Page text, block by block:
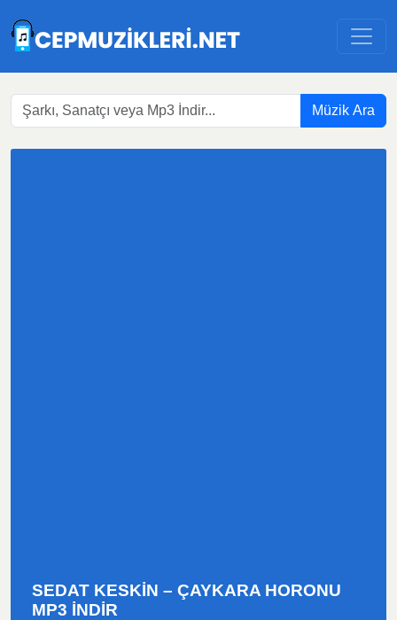
Müzik Ara
SEDAT KESKIN – ÇAYKARA HORONU
MP3 INDIR